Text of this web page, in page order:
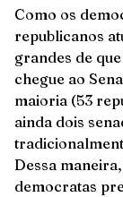
Como os
republicanos
grandes de
chegue ao
maioria (53
ainda dois
Dessa
democratas